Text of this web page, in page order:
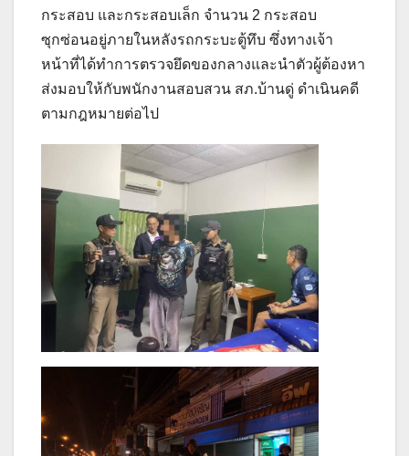
กระสอบ และกระสอบเล็ก จำนวน 2 กระสอบ
ซุกซ่อนอยู่ภายในหลังรถกระบะตู้ทึบ ซึ่งทางเจ้า
หน้าที่ได้ทำการตรวจยึดของกลางและนำตัวผู้ต้องหา
ส่งมอบให้กับพนักงานสอบสวน สภ.บ้านดู่ ดำเนินคดี
ตามกฎหมายต่อไป